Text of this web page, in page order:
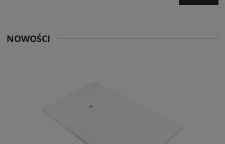
NOWOŚCI